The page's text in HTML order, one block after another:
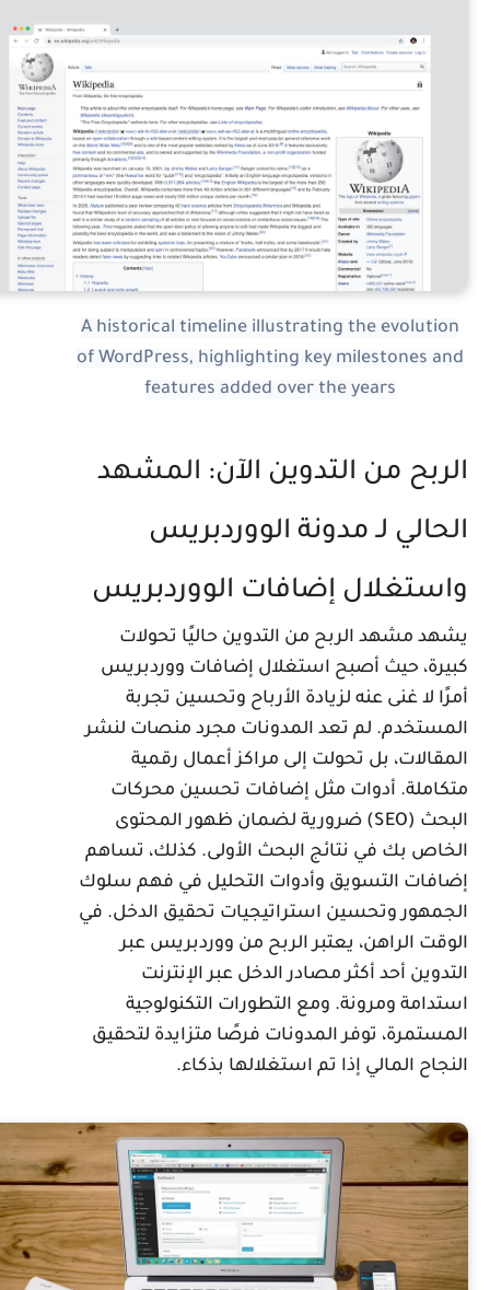
A historical timeline illustrating the evolution
of WordPress, highlighting key milestones and
features added over the years
من التدوين الآن: المشهد
لـ مدونة الووردبريس
إضافات الووردبريس
مشهد الربح من التدوين حاليًا تحولات
حيث أصبح استغلال إضافات ووردبريس
لا غنى عنه لزيادة الأرباح وتحسين تجربة
لم تعد المدونات مجرد منصات لنشر
بل تحولت إلى مراكز أعمال رقمية
أدوات مثل إضافات تحسين محركات
البحث (SEO) ضرورية لضمان ظهور المحتوى
بك في نتائج البحث الأولى. كذلك، تساهم
التسويق وأدوات التحليل في فهم سلوك
وتحسين استراتيجيات تحقيق الدخل. في
الراهن، يعتبر الربح من ووردبريس عبر
أحد أكثر مصادر الدخل عبر الإنترنت
ومرونة. ومع التطورات التكنولوجية
توفر المدونات فرصًا متزايدة لتحقيق
المالي إذا تم استغلالها بذكاء.